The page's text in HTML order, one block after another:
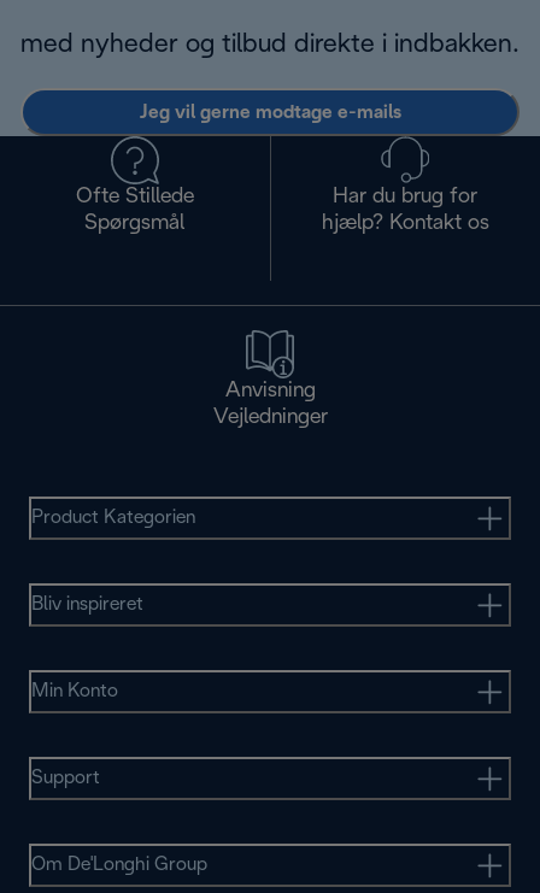
med nyheder og tilbud direkte i indbakken.
Jeg vil gerne modtage e-mails
Ofte Stillede
Spørgsmål
Har du brug for
hjælp? Kontakt os
Anvisning
Vejledninger
Product Kategorien
Bliv inspireret
Min Konto
Support
Om De'Longhi Group